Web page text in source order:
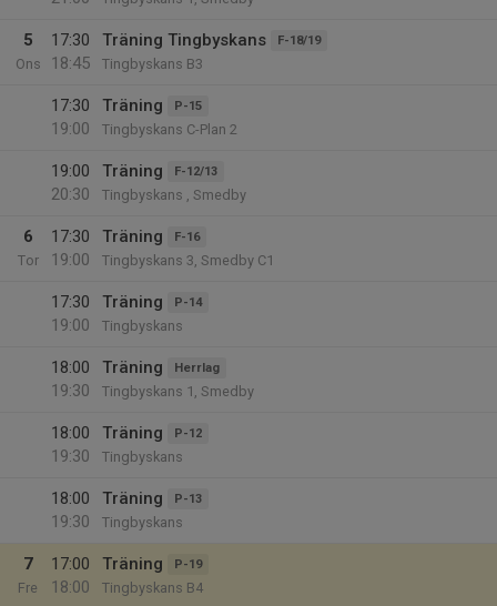
5
Ons
17:30
18:45
Träning Tingbyskans F-18/19
Tingbyskans B3
17:30
19:00
Träning P-15
Tingbyskans C-Plan 2
19:00
20:30
Träning F-12/13
Tingbyskans , Smedby
6
Tor
17:30
19:00
Träning F-16
Tingbyskans 3, Smedby C1
17:30
19:00
Träning P-14
Tingbyskans
18:00
19:30
Träning Herrlag
Tingbyskans 1, Smedby
18:00
19:30
Träning P-12
Tingbyskans
18:00
19:30
Träning P-13
Tingbyskans
7
Fre
17:00
18:00
Träning P-19
Tingbyskans B4